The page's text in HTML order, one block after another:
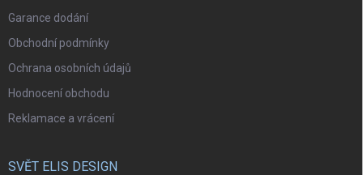
Garance dodání
Obchodní podmínky
Ochrana osobních údajů
Hodnocení obchodu
Reklamace a vrácení
SVĚT ELIS DESIGN